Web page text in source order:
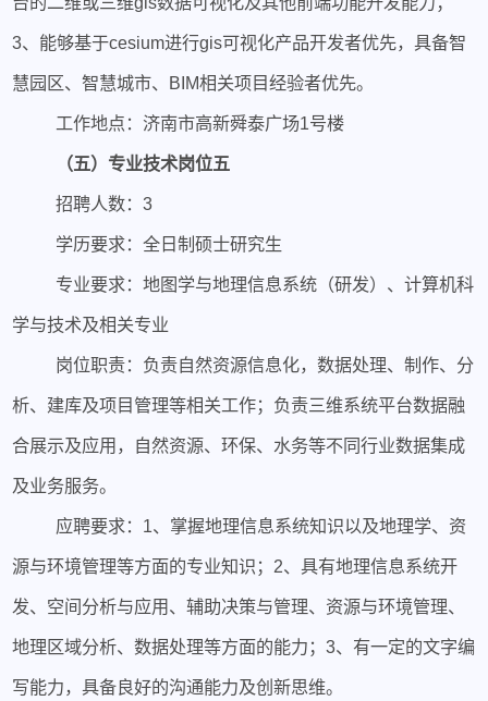
3、能够基于cesium进行gis可视化产品开发者优先，具备智
慧园区、智慧城市、BIM相关项目经验者优先。
工作地点：济南市高新舜泰广场1号楼
（五）专业技术岗位五
招聘人数：3
学历要求：全日制硕士研究生
专业要求：地图学与地理信息系统（研发）、计算机科
学与技术及相关专业
岗位职责：负责自然资源信息化，数据处理、制作、分
析、建库及项目管理等相关工作；负责三维系统平台数据融
合展示及应用，自然资源、环保、水务等不同行业数据集成
及业务服务。
应聘要求：1、掌握地理信息系统知识以及地理学、资
源与环境管理等方面的专业知识；2、具有地理信息系统开
发、空间分析与应用、辅助决策与管理、资源与环境管理、
地理区域分析、数据处理等方面的能力；3、有一定的文字编
写能力，具备良好的沟通能力及创新思维。